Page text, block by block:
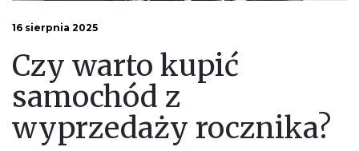
16 sierpnia 2025
Czy warto kupić
samochód z
wyprzedaży rocznika?